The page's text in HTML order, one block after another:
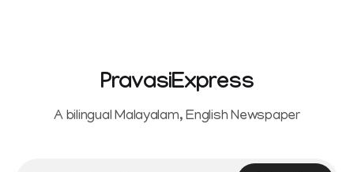
PravasiExpress
A bilingual Malayalam, English Newspaper